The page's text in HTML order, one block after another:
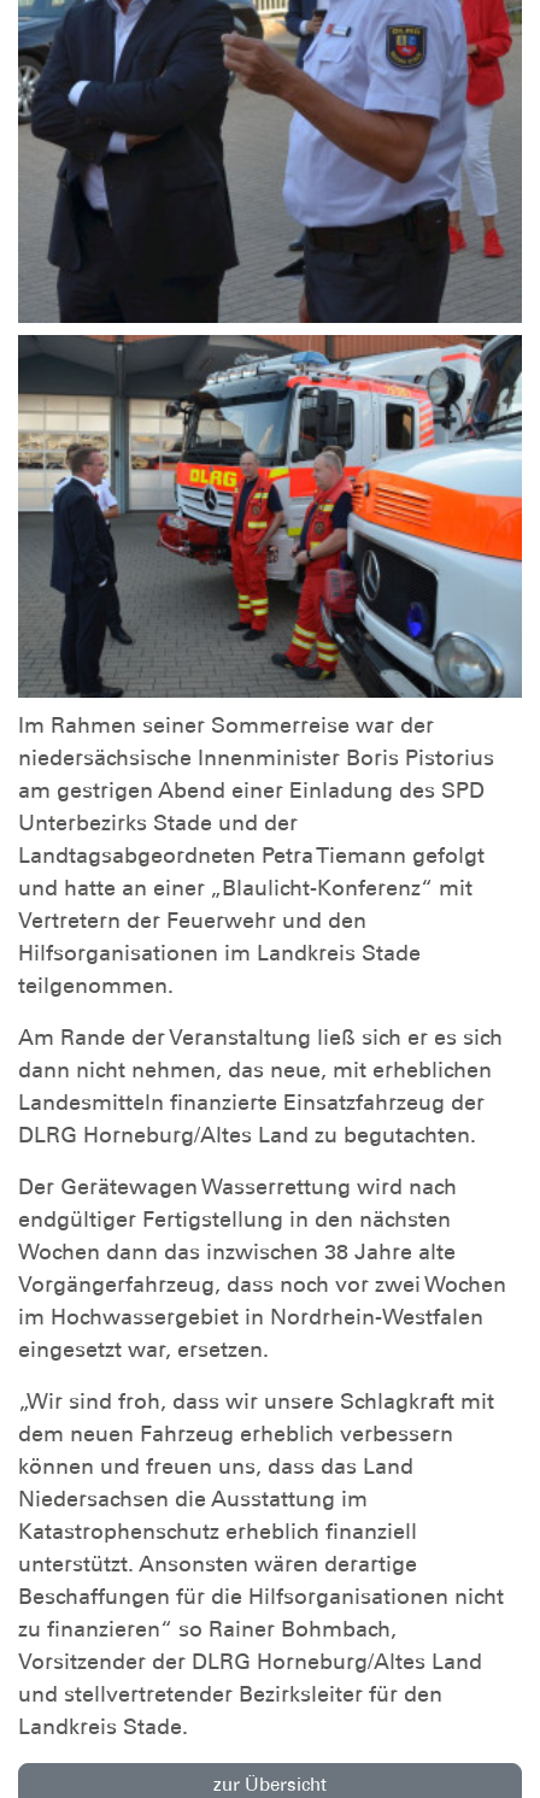
Im Rahmen seiner Sommerreise war der
niedersächsische Innenminister Boris Pistorius
am gestrigen Abend einer Einladung des SPD
Unterbezirks Stade und der
Landtagsabgeordneten Petra Tiemann gefolgt
und hatte an einer „Blaulicht-Konferenz“ mit
Vertretern der Feuerwehr und den
Hilfsorganisationen im Landkreis Stade
teilgenommen.
Am Rande der Veranstaltung ließ sich er es sich
dann nicht nehmen, das neue, mit erheblichen
Landesmitteln finanzierte Einsatzfahrzeug der
DLRG Horneburg/Altes Land zu begutachten.
Der Gerätewagen Wasserrettung wird nach
endgültiger Fertigstellung in den nächsten
Wochen dann das inzwischen 38 Jahre alte
Vorgängerfahrzeug, dass noch vor zwei Wochen
im Hochwassergebiet in Nordrhein-Westfalen
eingesetzt war, ersetzen.
„Wir sind froh, dass wir unsere Schlagkraft mit
dem neuen Fahrzeug erheblich verbessern
können und freuen uns, dass das Land
Niedersachsen die Ausstattung im
Katastrophenschutz erheblich finanziell
unterstützt. Ansonsten wären derartige
Beschaffungen für die Hilfsorganisationen nicht
zu finanzieren“ so Rainer Bohmbach,
Vorsitzender der DLRG Horneburg/Altes Land
und stellvertretender Bezirksleiter für den
Landkreis Stade.
zur Übersicht